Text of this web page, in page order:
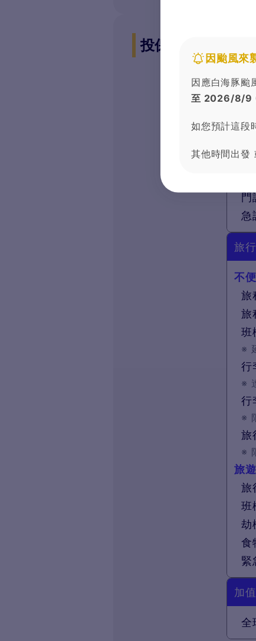
投保內容
海外
旅
一
海
門
急
旅
不
旅
旅
班
※
行
※
行
※
旅
※
旅
旅
班
劫
食
緊
加
全
因颱風來
因應白海豚
至 2026/8/9
如您預計這段
其他時間出發